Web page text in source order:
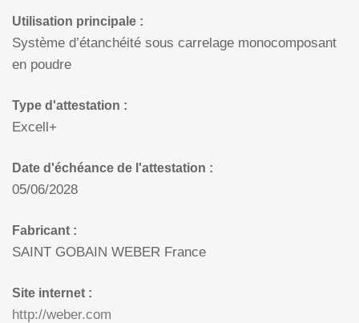
Utilisation principale :
Système d’étanchéité sous carrelage monocomposant
en poudre
Type d'attestation :
Excell+
Date d'échéance de l'attestation :
05/06/2028
Fabricant :
SAINT GOBAIN WEBER France
Site internet :
http://weber.com